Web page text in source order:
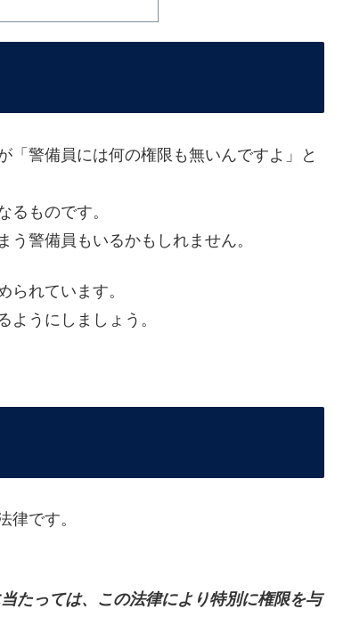
「警備員には何の権限も無いんですよ」と
るものです。
警備員もいるかもしれません。
られています。
うにしましょう。
律です。
たっては、この法律により特別に権限を与